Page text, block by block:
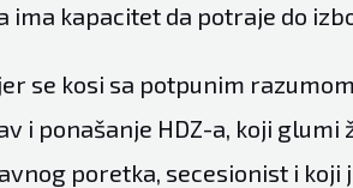
ima kapacitet da potraje do
se kosi sa potpunim
i ponašanje HDZ-a, koji glumi
poretka, secesionist i koji